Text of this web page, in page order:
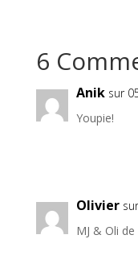
6
Anik sur
Youpie!
Olivier
MJ & Oli